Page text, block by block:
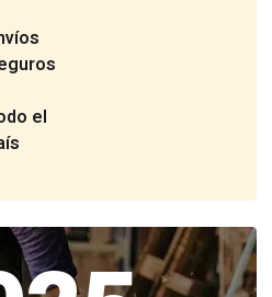
el